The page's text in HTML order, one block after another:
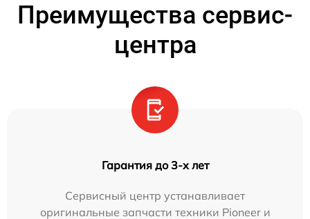
Преимущества сервис-
центра
Гарантия до 3-х лет
Сервисный центр устанавливает
оригинальные запчасти техники Pioneer и